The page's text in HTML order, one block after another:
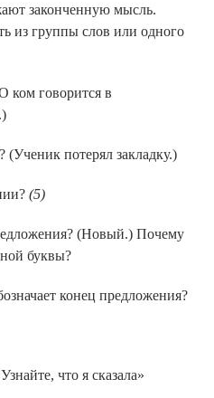
законченную мысль.
из группы слов или одного
ком говорится в
(Ученик потерял закладку.)
(5)
(Новый.) Почему
буквы?
конец предложения?
что я сказала»